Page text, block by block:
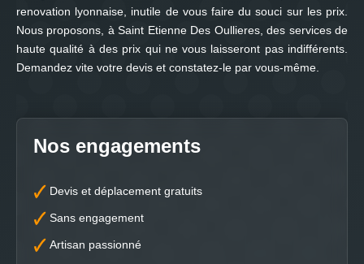
renovation lyonnaise, inutile de vous faire du souci sur les prix.
Nous proposons, à Saint Etienne Des Oullieres, des services de
haute qualité à des prix qui ne vous laisseront pas indifférents.
Demandez vite votre devis et constatez-le par vous-même.
Nos engagements
Devis et déplacement gratuits
Sans engagement
Artisan passionné